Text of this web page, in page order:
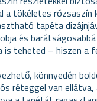
a tökéletes rózsaszín
tapéta
és
is teheted – hiszen a
könnyedén
réteggel van